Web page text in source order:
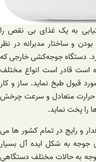
به یک غذای بی نقص را
و ساختار مدبرانه در نظر
دستگاه‌ جوجه‌کشی‌ خارجی که
است قادر است انواع مختلف
قبول طبخ نماید. ساز و کار
حرارت متعادل و سرعت چرخش
را پخت نماید.
و رایج در تمام کشور ها می
جوجه به شکل ایده آل بسیار
به حالات مختلف دستگاهی